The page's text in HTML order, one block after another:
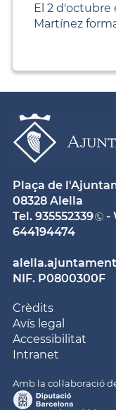
El 2 d'octubre
Martínez
Plaça de
08328 Alella
Tel. 935552339
-
644194474
alella.ajuntament
NIF. P0800300F
Crèdits
Avís legal
Accessibilitat
Intranet
Amb la col·laboració